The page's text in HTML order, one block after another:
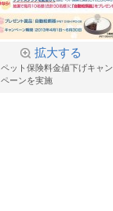
拡大する
ペット保険料金値下げキャン
ペーンを実施